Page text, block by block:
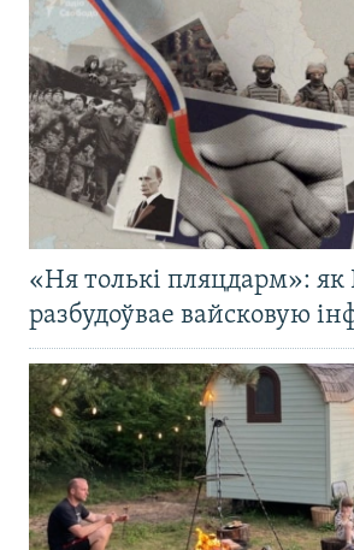
«Ня толькі пляцдарм»: як
разбудоўвае вайсковую